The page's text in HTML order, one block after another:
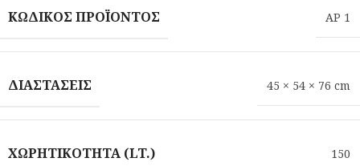
ΚΩΔΙΚΌΣ ΠΡΟΪΌΝΤΟΣ
AP 1
ΔΙΑΣΤΆΣΕΙΣ 45 × 54 × 76 cm
ΧΩΡΗΤΙΚΌΤΗΤΑ (LT.) 150